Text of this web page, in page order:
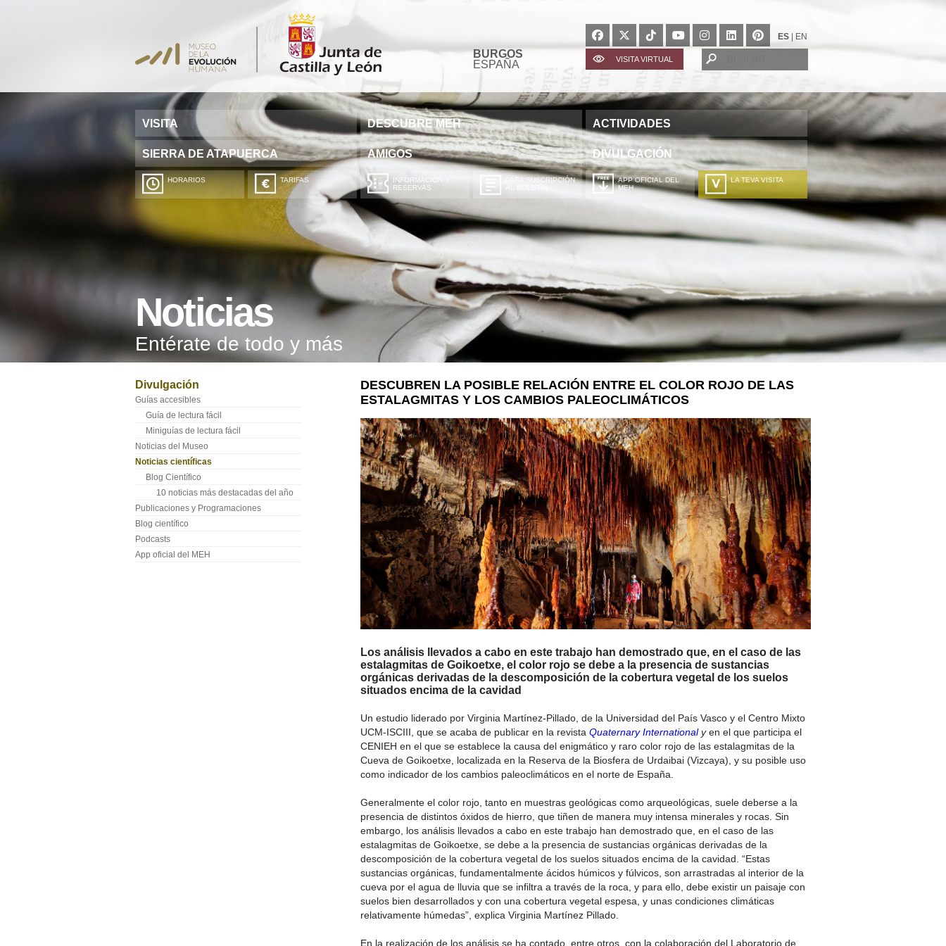
BURGOS
ESPAÑA
ES EN
VISITA VIRTUAL
VISITA DESCUBRE MEH ACTIVIDADES
SIERRA DE ATAPUERCA AMIGOS DIVULGACIÓN
HORARIOS TARIFAS
INFORMACIÓN Y
RESERVAS
PARA SUSCRIPCIÓN
AL BOLETÍN
APP OFICIAL DEL
MEH
LA TEVA VISITA
A TÚA VISITA
ZURE BISITALDIA
DEIN BESUCH
LA VOSTRA VISITA
A SUA VISITA
Noticias
Entérate de todo y más
Divulgación
Guías accesibles
Guía de lectura fácil
Miniguías de lectura fácil
Noticias del Museo
Noticias científicas
Blog Científico
10 noticias más destacadas del año
Publicaciones y Programaciones
Blog científico
Podcasts
App oficial del MEH
DESCUBREN LA POSIBLE RELACIÓN ENTRE EL COLOR ROJO DE LAS
ESTALAGMITAS Y LOS CAMBIOS PALEOCLIMÁTICOS
Los análisis llevados a cabo en este trabajo han demostrado que, en el caso de las
estalagmitas de Goikoetxe, el color rojo se debe a la presencia de sustancias
orgánicas derivadas de la descomposición de la cobertura vegetal de los suelos
situados encima de la cavidad
Un estudio liderado por Virginia Martínez-Pillado, de la Universidad del País Vasco y el Centro Mixto
UCM-ISCIII, que se acaba de publicar en la revista Quaternary Internationalyen el que participa el
CENIEH en el que se establece la causa del enigmático y raro color rojo de las estalagmitas de la
Cueva de Goikoetxe, localizada en la Reserva de la Biosfera de Urdaibai (Vizcaya), y su posible uso
como indicador de los cambios paleoclimáticos en el norte de España.
Generalmente el color rojo, tanto en muestras geológicas como arqueológicas, suele deberse a la
presencia de distintos óxidos de hierro, que tiñen de manera muy intensa minerales y rocas. Sin
embargo, los análisis llevados a cabo en este trabajo han demostrado que, en el caso de las
estalagmitas de Goikoetxe, se debe a la presencia de sustancias orgánicas derivadas de la
descomposición de la cobertura vegetal de los suelos situados encima de la cavidad. “Estas
sustancias orgánicas, fundamentalmente ácidos húmicos y fúlvicos, son arrastradas al interior de la
cueva por el agua de lluvia que se infiltra a través de la roca, y para ello, debe existir un paisaje con
suelos bien desarrollados y con una cobertura vegetal espesa, y unas condiciones climáticas
relativamente húmedas”, explica Virginia Martínez Pillado.
En la realización de los análisis se ha contado, entre otros, con la colaboración del Laboratorio de